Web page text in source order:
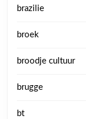
brazilie
broek
broodje cultuur
brugge
bt